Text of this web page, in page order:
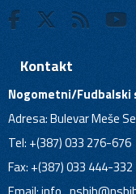
Kontakt
Nogometni/Fudbalski
Adresa: Bulevar Meše
Tel: +(387) 033 276-676
Fax: +(387) 033 444-332